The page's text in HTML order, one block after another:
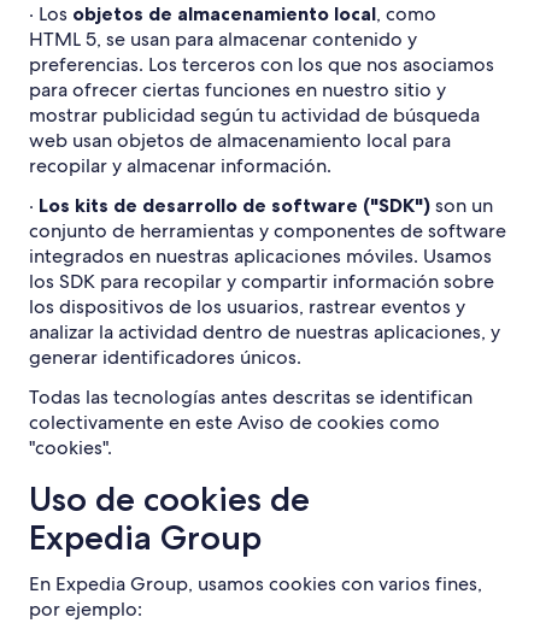
· Los objetos de almacenamiento local, como
HTML 5, se usan para almacenar contenido y
preferencias. Los terceros con los que nos asociamos
para ofrecer ciertas funciones en nuestro sitio y
mostrar publicidad según tu actividad de búsqueda
web usan objetos de almacenamiento local para
recopilar y almacenar información.
· Los kits de desarrollo de software ("SDK") son un
conjunto de herramientas y componentes de software
integrados en nuestras aplicaciones móviles. Usamos
los SDK para recopilar y compartir información sobre
los dispositivos de los usuarios, rastrear eventos y
analizar la actividad dentro de nuestras aplicaciones, y
generar identificadores únicos.
Todas las tecnologías antes descritas se identifican
colectivamente en este Aviso de cookies como
"cookies".
Uso de cookies de
Expedia Group
En Expedia Group, usamos cookies con varios fines,
por ejemplo: